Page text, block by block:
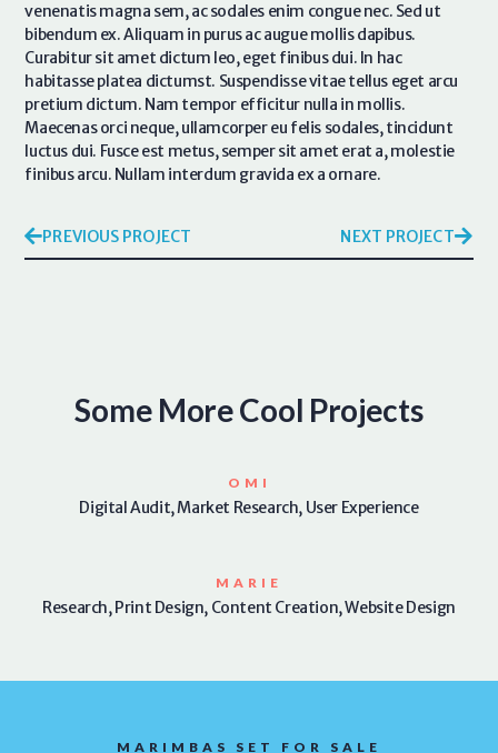
venenatis magna sem, ac sodales enim congue nec. Sed ut
bibendum ex. Aliquam in purus ac augue mollis dapibus.
Curabitur sit amet dictum leo, eget finibus dui. In hac
habitasse platea dictumst. Suspendisse vitae tellus eget arcu
pretium dictum. Nam tempor efficitur nulla in mollis.
Maecenas orci neque, ullamcorper eu felis sodales, tincidunt
luctus dui. Fusce est metus, semper sit amet erat a, molestie
finibus arcu. Nullam interdum gravida ex a ornare.
PREVIOUS PROJECT NEXT PROJECT
Some More Cool Projects
OMI
Digital Audit, Market Research, User Experience
MARIE
Research, Print Design, Content Creation, Website Design
MARIMBAS SET FOR SALE